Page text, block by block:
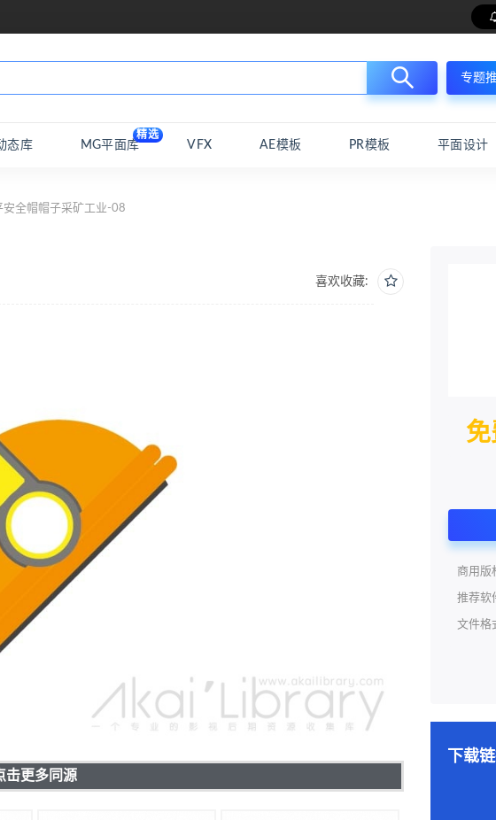
专题
态库 MG平面库
精选
VFX AE模板 PR模板 平面设计
安全帽帽子采矿工业-08
喜欢收藏:
击更多同源
免
商用版
推荐软
文件格
下载